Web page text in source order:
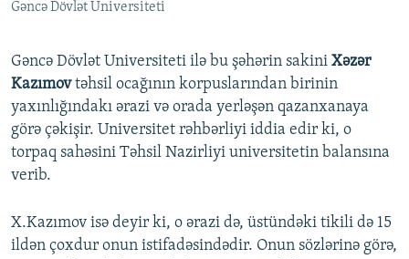
BIZIMLƏ ƏLAQƏ
Gəncə Dövlət Universiteti
Gəncə Dövlət Universiteti ilə bu şəhərin sakini Xəzər
Kazımovtəhsil ocağının korpuslarından birinin
yaxınlığındakı ərazi və orada yerləşən qazanxanaya
görə çəkişir. Universitet rəhbərliyi iddia edir ki, o
torpaq sahəsini Təhsil Nazirliyi universitetin balansına
verib.
X.Kazımov isə deyir ki, o ərazi də, üstündəki tikili də 15
ildən çoxdur onun istifadəsindədir. Onun sözlərinə görə,